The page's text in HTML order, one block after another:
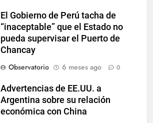
El Gobierno de Perú tacha de
“inaceptable” que el Estado no
pueda supervisar el Puerto de
Chancay
Observatorio
6 meses ago 0
Advertencias de EE.UU. a
Argentina sobre su relación
económica con China